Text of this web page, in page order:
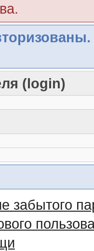
(login)
забытого